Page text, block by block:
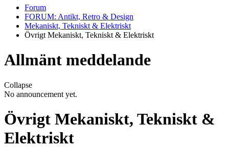
Forum
FORUM: Antikt, Retro & Design
Mekaniskt, Tekniskt & Elektriskt
Övrigt Mekaniskt, Tekniskt & Elektriskt
Allmänt meddelande
Collapse
No announcement yet.
Övrigt Mekaniskt, Tekniskt &
Elektriskt